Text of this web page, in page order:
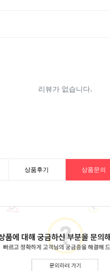
상품후기 상품문의